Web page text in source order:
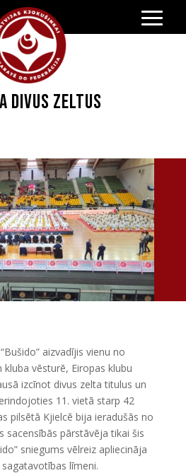
divus zeltus
aizvadījis vienu no
vēsturē, Eiropas klubu
izcīnot divus zelta titulus un
11. vietā starp 42
pilsētā Kjielcē bija ieradušās no
sacensībās pārstāvēja tikai šis
sniegums vēlreiz apliecināja
līmeni.